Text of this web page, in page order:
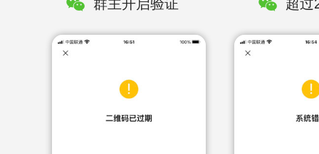
群主开启验证 超过